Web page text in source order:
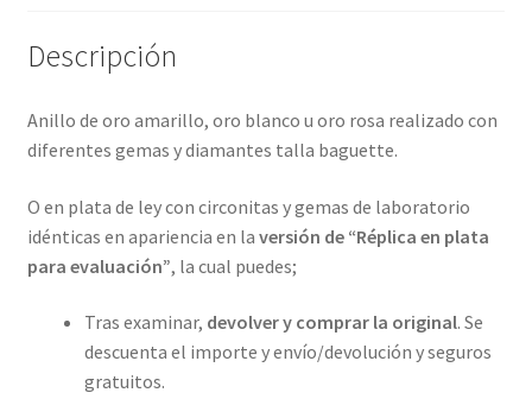
46A10
Descripción
Anillo de oro amarillo, oro blanco u oro rosa realizado con
diferentes gemas y diamantes talla baguette.
O en plata de ley con circonitas y gemas de laboratorio
idénticas en apariencia en la versión de “Réplica en plata
para evaluación”, la cual puedes;
Tras examinar, devolver y comprar la original. Se
descuenta el importe y envío/devolución y seguros
gratuitos.